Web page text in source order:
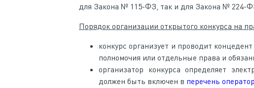
для Закона № 115-ФЗ, так и для Закона № 224-
Порядок организации открытого конкурса на
конкурс организует и проводит
полномочия или отдельные права и
организатор конкурса определяет
должен быть включен в перечень